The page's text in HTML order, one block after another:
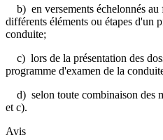
b) en versements échelonnés au
différents éléments ou étapes d'un
conduite;
c) lors de la présentation des
programme d'examen de la
d) selon toute combinaison des
et c).
Avis